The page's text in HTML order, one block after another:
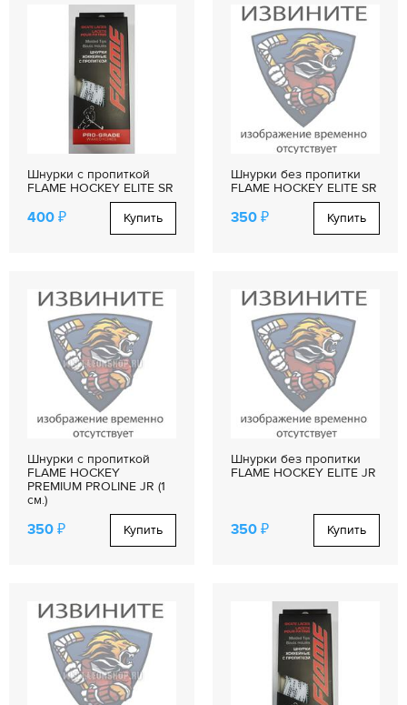
Шнурки с пропиткой
FLAME HOCKEY ELITE SR
400 ₽ Купить
Шнурки без пропитки
FLAME HOCKEY ELITE SR
350 ₽ Купить
Шнурки с пропиткой
FLAME HOCKEY
PREMIUM PROLINE JR (1
см.)
350 ₽ Купить
Шнурки без пропитки
FLAME HOCKEY ELITE JR
350 ₽ Купить